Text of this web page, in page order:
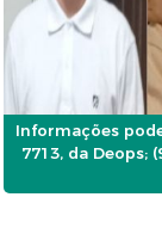
Informações
7713, da Deops;